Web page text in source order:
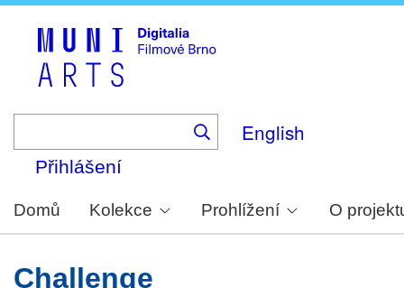
English
Přihlášení
Domů Kolekce Prohlížení O
Challenge